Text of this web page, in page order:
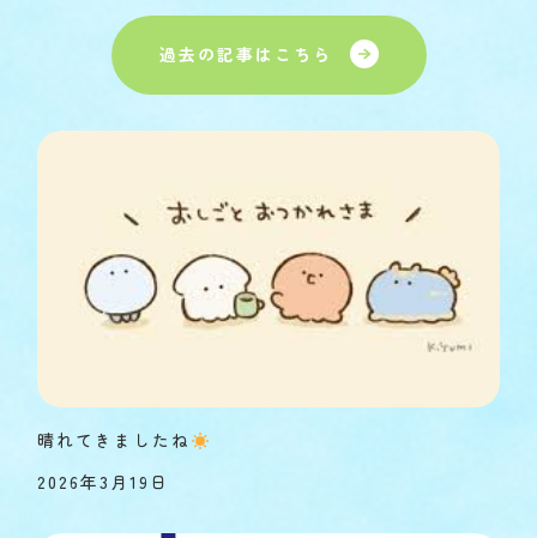
過去の記事はこちら
晴れてきましたね
2026年3月19日